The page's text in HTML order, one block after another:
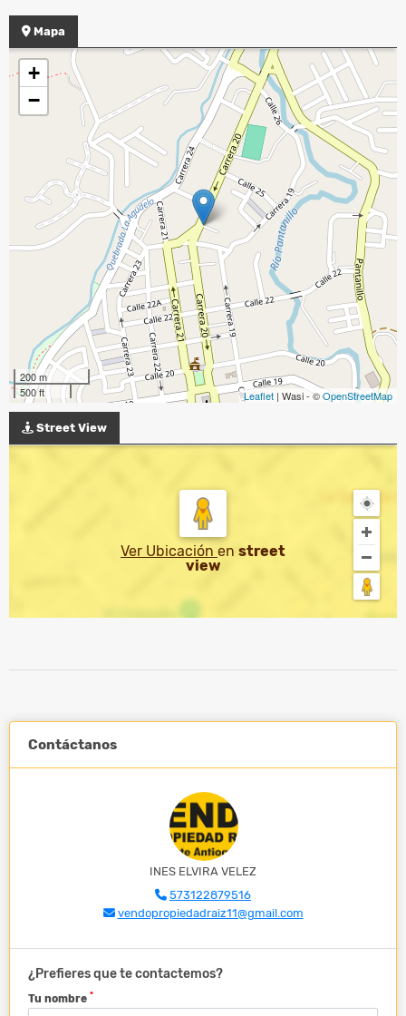
Mapa
+
−
200 m
500 ft
Leaflet | Wasi - ©OpenStreetMap
Street View
Ver Ubicación en street
view
Contáctanos
INES ELVIRA VELEZ
573122879516
vendopropiedadraiz11@gmail.com
¿Prefieres que te contactemos?
Tu nombre *